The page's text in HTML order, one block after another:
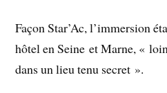
Façon Star’Ac, l’immersion
hôtel en Seine et Marne, «
dans un lieu tenu secret ».